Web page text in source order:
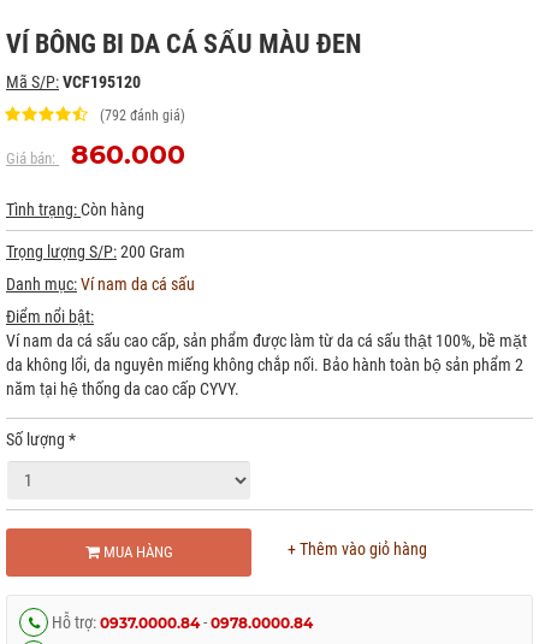
VÍ BÔNG BI DA CÁ SẤU MÀU ĐEN
Mã S/P:VCF195120
(792 đánh giá)
Giá bán: 860.000
Tình trạng:Còn hàng
Trọng lượng S/P:200 Gram
Danh mục:Ví nam da cá sấu
Điểm nổi bật:
Ví nam da cá sấu cao cấp, sản phẩm được làm từ da cá sấu thật 100%, bề mặt
da không lổi, da nguyên miếng không chắp nối. Bảo hành toàn bộ sản phẩm 2
năm tại hệ thống da cao cấp CYVY.
Số lượng *
MUA HÀNG + Thêm vào giỏ hàng
Hỗ trợ: 0937.0000.84- 0978.0000.84